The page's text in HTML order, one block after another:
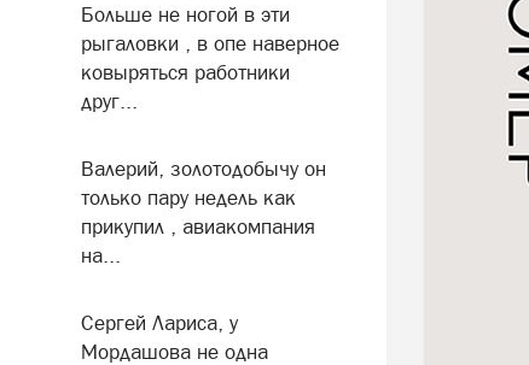
Больше не ногой в эти
рыгаловки , в опе наверное
ковыряться работники
друг...
Валерий, золотодобычу он
только пару недель как
прикупил , авиакомпания
на...
Сергей Лариса, у
Мордашова не одна